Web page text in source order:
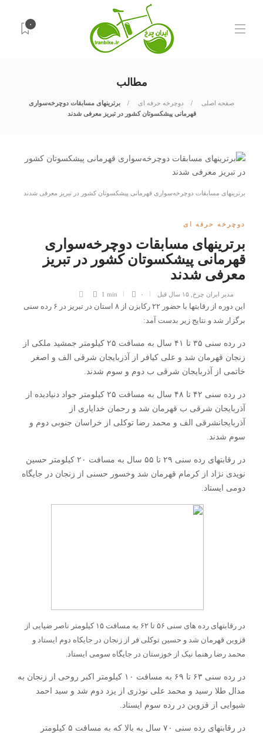
۰
مطالب
صفحه اصلی دوچرخه حرفه ای
برترین‎های مسابقات دوچرخه‌سواری
قهرمانی پیشکسوتان کشور در تبریز معرفی شدند
برترین‎های مسابقات دوچرخه‌سواری قهرمانی پیشکسوتان کشور در تبریز معرفی شدند
دوچرخه حرفه ای
برترین‎های مسابقات دوچرخه‌سواری
قهرمانی پیشکسوتان کشور در تبریز
معرفی شدند
مدیر ایران چرخ ۱۵ سال قبل ۰ 1 min
این دوره از رقابتها با حضور ۲۲ رکابزن از ۸ استان در تبریز در ۶ رده سنی
برگزار شد و نتایج زیر بدست آمد:
در رده سنی ۳۵ تا ۴۱ سال به مسافت ۲۵ کیلومتر جمشید ملکی از
زنجان قهرمان شد و علی کیافر از آذربایجان شرقی الف و اصغر
خاتمی از آذربایجان شرقی ب دوم و سوم شدند.
در رده سنی ۴۲ تا ۴۸ سال به مسافت ۲۵ کیلومتر جواد دنیادیده از
آذربایجان شرقی ب قهرمان شد و رحمان خدایاری از
آذربایجانشرقی الف و محمد رضا توکلی از خراسان جنوبی دوم و
سوم شدند.
در رقابتهای رده سنی ۲۹ تا ۵۵ سال به مسافت ۲۰ کیلومتر حسین
نویدی نژاد از کرمام قهرمان شد وخسور حسنی از زنجان در جایگاه
دومی ایستاد.
در رقابتهای رده های سنی ۵۶ تا ۶۲ به مسافت ۱۵ کیلومتر ناصر ضیایی از
قزوین قهرمان شد و حسین توکلی فر از زنجان در جایکاه دوم ایستاد و
محمد رضا رهنما نیک از خوزستان در جایگاه سومی ایستاد.
در رده سنی ۶۳ تا ۶۹ به مسافت ۱۰ کیلومتر اکبر روحی از زنجان به
مدال طلا رسید و محمد علی نوذری از یزد دوم شد و سید احمد
شیوایی از قزوین در رده سوم ایستاد.
در رقابتهای رده سنی ۷۰ سال به بالا که به مسافت ۵ کیلومتر